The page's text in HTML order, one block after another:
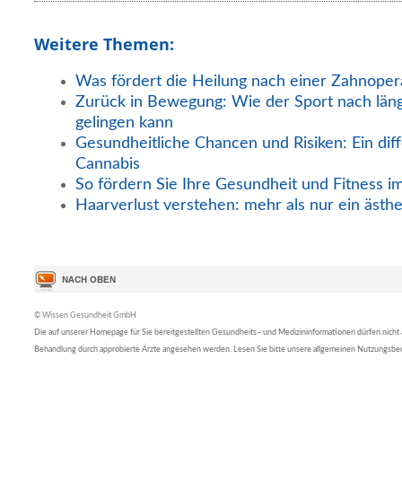
Weitere Themen:
Was fördert die Heilung nach einer
Zurück in Bewegung: Wie der Sport nach
gelingen kann
Gesundheitliche Chancen und Risiken: Ein
Cannabis
So fördern Sie Ihre Gesundheit und Fitness
Haarverlust verstehen: mehr als nur ein
© Wissen Gesundheit GmbH
Die auf unserer Homepage für Sie bereitgestellten Gesundheits– und Medizininformationen dürfen nicht
Behandlung durch approbierte Ärzte angesehen werden. Lesen Sie bitte unsere allgemeinen